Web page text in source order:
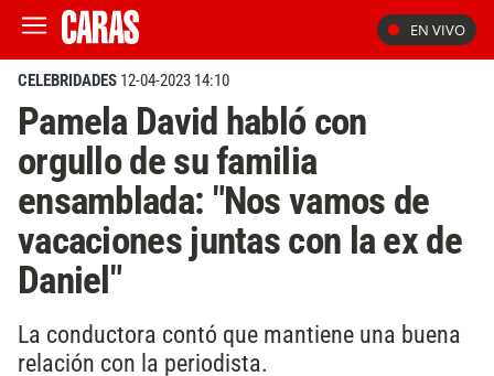
EN VIVO
CELEBRIDADES 12-04-2023 14:10
Pamela David habló con
orgullo de su familia
ensamblada: "Nos vamos de
vacaciones juntas con la ex de
Daniel"
La conductora contó que mantiene una buena
relación con la periodista.